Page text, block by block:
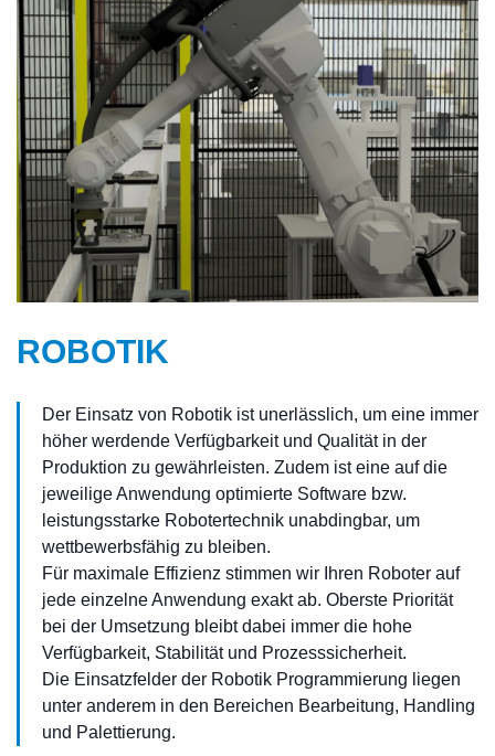
ROBOTIK
Der Einsatz von Robotik ist unerlässlich, um eine immer
höher werdende Verfügbarkeit und Qualität in der
Produktion zu gewährleisten. Zudem ist eine auf die
jeweilige Anwendung optimierte Software bzw.
leistungsstarke Robotertechnik unabdingbar, um
wettbewerbsfähig zu bleiben.
Für maximale Effizienz stimmen wir Ihren Roboter auf
jede einzelne Anwendung exakt ab. Oberste Priorität
bei der Umsetzung bleibt dabei immer die hohe
Verfügbarkeit, Stabilität und Prozesssicherheit.
Die Einsatzfelder der Robotik Programmierung liegen
unter anderem in den Bereichen Bearbeitung, Handling
und Palettierung.